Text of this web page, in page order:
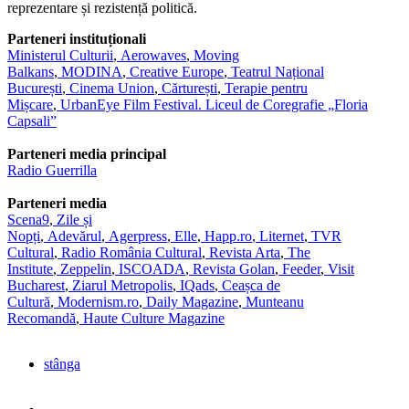
reprezentare și rezistență politică.
Parteneri instituționali
Ministerul Culturii, Aerowaves, Moving
Balkans, MODINA, Creative Europe, Teatrul Național
București, Cinema Union, Cărturești, Terapie pentru
Mișcare, UrbanEye Film Festival. Liceul de Coregrafie „Floria
Capsali”
Parteneri media principal
Radio Guerrilla
Parteneri media
Scena9, Zile și
Nopți, Adevărul, Agerpress, Elle, Happ.ro, Liternet, TVR
Cultural, Radio România Cultural, Revista Arta, The
Institute, Zeppelin, ISCOADA, Revista Golan, Feeder, Visit
Bucharest, Ziarul Metropolis, IQads, Ceașca de
Cultură, Modernism.ro, Daily Magazine, Munteanu
Recomandă, Haute Culture Magazine
stânga